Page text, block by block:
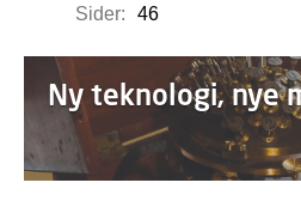
Sider:
46
Ny teknologi, nye